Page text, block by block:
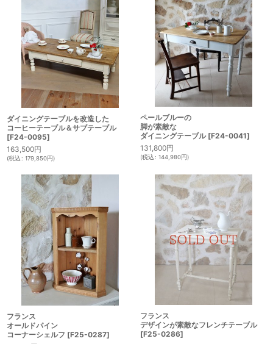
ダイニングテーブルを改造した
コーヒーテーブル＆サブテーブル
[F24-0095]
163,500円
(税込: 179,850円)
ペールブルーの
脚が素敵な
ダイニングテーブル [F24-0041]
131,800円
(税込: 144,980円)
フランス
オールドパイン
コーナーシェルフ [F25-0287]
フランス
デザインが素敵なフレンチテーブル
[F25-0286]